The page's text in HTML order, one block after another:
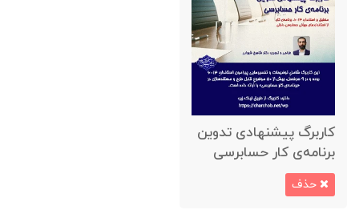
کاربرگ پیشنهادی تدوین
برنامه‌ی کار حسابرسی
حذف